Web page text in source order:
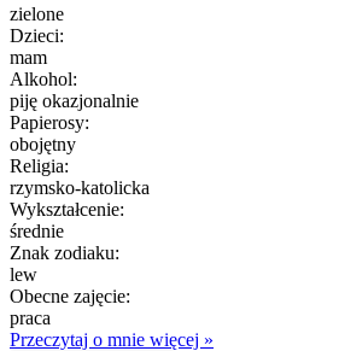
zielone
Dzieci:
mam
Alkohol:
piję okazjonalnie
Papierosy:
obojętny
Religia:
rzymsko-katolicka
Wykształcenie:
średnie
Znak zodiaku:
lew
Obecne zajęcie:
praca
Przeczytaj o mnie więcej »